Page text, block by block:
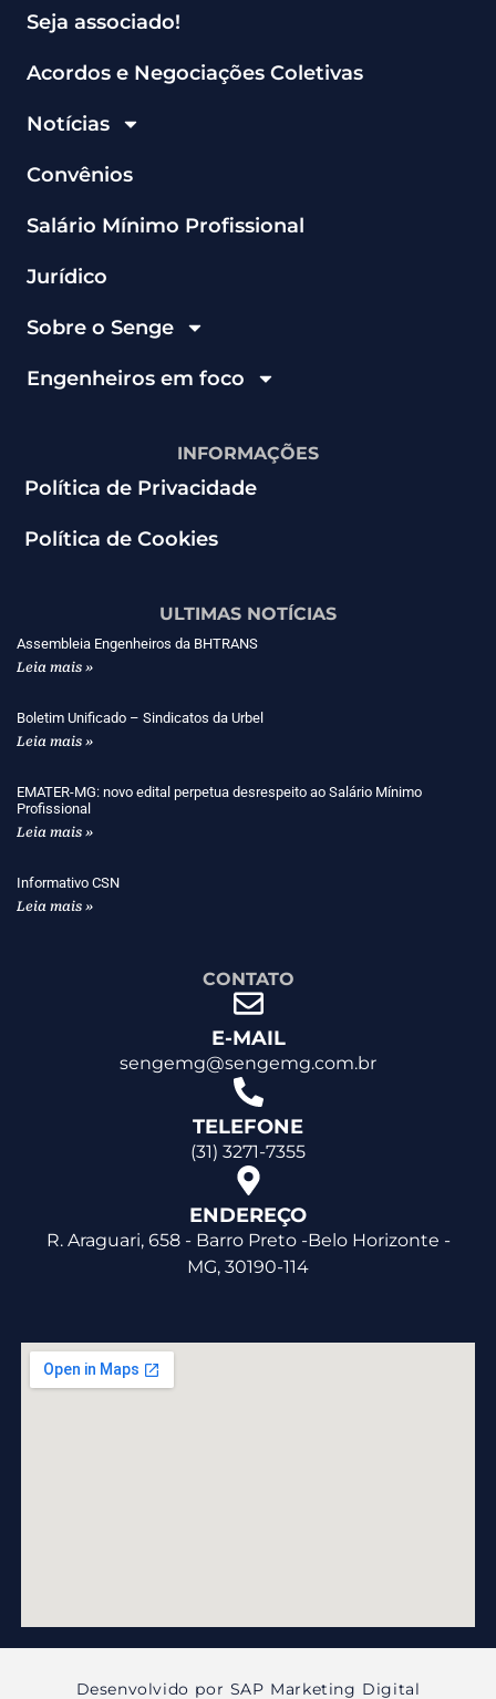
Seja associado!
Acordos e Negociações Coletivas
Notícias
Convênios
Salário Mínimo Profissional
Jurídico
Sobre o Senge
Engenheiros em foco
INFORMAÇÕES
Política de Privacidade
Política de Cookies
ULTIMAS NOTÍCIAS
Assembleia Engenheiros da BHTRANS
Leia mais »
Boletim Unificado – Sindicatos da Urbel
Leia mais »
EMATER-MG: novo edital perpetua desrespeito ao Salário Mínimo
Profissional
Leia mais »
Informativo CSN
Leia mais »
CONTATO
E-MAIL
sengemg@sengemg.com.br
TELEFONE
(31) 3271-7355
ENDEREÇO
R. Araguari, 658 - Barro Preto -Belo Horizonte -
MG, 30190-114
Desenvolvido por SAP Marketing Digital